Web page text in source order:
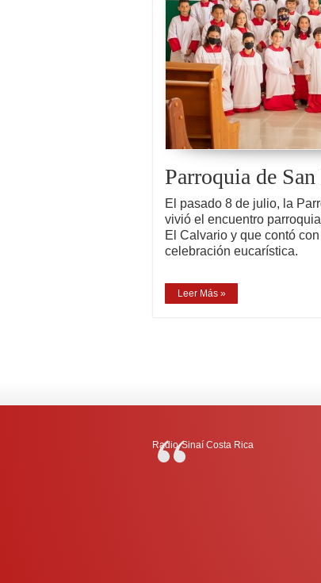
Parroquia de
El pasado 8 de julio, la
vivió el encuentro
El Calvario y que contó
celebración eucarística.
Leer Más »
Radio-Sinaí Costa Rica